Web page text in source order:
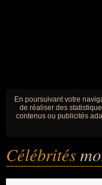
En poursuivant votre
de réaliser des
contenus ou publicités
Célébrités